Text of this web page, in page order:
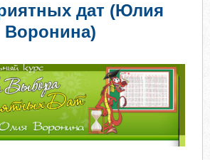
дат (Юлия
Воронина)